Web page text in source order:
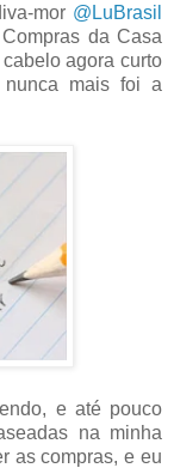
mor @LuBrasil
da Casa
agora curto
nunca mais foi a
e até pouco
na minha
as compras, e eu